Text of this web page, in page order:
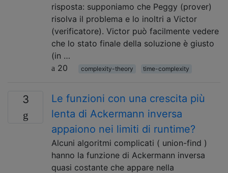
risposta: supponiamo che Peggy (prover)
risolva il problema e lo inoltri a Victor
(verificatore). Victor può facilmente vedere
che lo stato finale della soluzione è giusto
(in …
20
complexity-theory time-complexity
3
Le funzioni con una crescita più
lenta di Ackermann inversa
appaiono nei limiti di runtime?
Alcuni algoritmi complicati ( union-find )
hanno la funzione di Ackermann inversa
quasi costante che appare nella